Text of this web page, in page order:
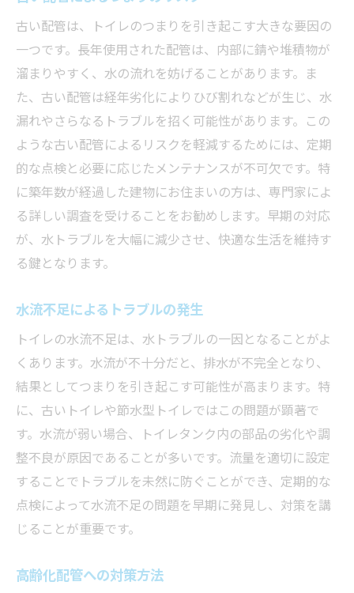
異物除去の手順
トイレのつまりを防ぐ日常のケアとメンテナン
スの手法
毎日の簡単な清掃方法
週一回の詳細チェックポイント
水質改善がもたらす利点
長持ちするトイレの選び方
DIYメンテナンスの注意点
配管の専門メンテナンスの重要性
水トラブルに備えて知っておきたいトイレつま
原因別の具体的な対策法
トイレの設置環境がもたらす影響
配管の材質が及ぼす影響
定期的な保守で安心を手に入れよう
トラブルが発生しやすい季節
配管の寿命を延ばすためのアドバイス
トイレの水トラブルを未然に防ぐための実践的
なアドバイス
専門家が推奨する日常点検項目
異常を感じたときの対応策
古い配管は、トイレのつまりを引き起こす大きな要因の
一つです。長年使用された配管は、内部に錆や堆積物が
溜まりやすく、水の流れを妨げることがあります。ま
た、古い配管は経年劣化によりひび割れなどが生じ、水
漏れやさらなるトラブルを招く可能性があります。この
ような古い配管によるリスクを軽減するためには、定期
的な点検と必要に応じたメンテナンスが不可欠です。特
に築年数が経過した建物にお住まいの方は、専門家によ
る詳しい調査を受けることをお勧めします。早期の対応
が、水トラブルを大幅に減少させ、快適な生活を維持す
る鍵となります。
水流不足によるトラブルの発生
トイレの水流不足は、水トラブルの一因となることがよ
くあります。水流が不十分だと、排水が不完全となり、
結果としてつまりを引き起こす可能性が高まります。特
に、古いトイレや節水型トイレではこの問題が顕著で
す。水流が弱い場合、トイレタンク内の部品の劣化や調
整不良が原因であることが多いです。流量を適切に設定
することでトラブルを未然に防ぐことができ、定期的な
点検によって水流不足の問題を早期に発見し、対策を講
じることが重要です。
高齢化配管への対策方法